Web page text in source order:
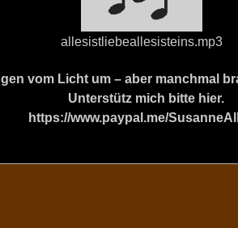
allesistliebeallesisteins.mp3
vom Licht um – aber manchmal
Unterstütz mich bitte hier.
https://www.paypal.me/